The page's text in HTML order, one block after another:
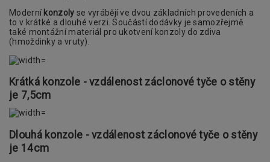
Moderní konzoly se vyrábějí ve dvou základních provedeních a
to v krátké a dlouhé verzi. Součástí dodávky je samozřejmě
také montážní materiál pro ukotvení konzoly do zdiva
(hmoždinky a vruty).
Krátká konzole - vzdálenost záclonové tyče o stěny
je 7,5cm
Dlouhá konzole - vzdálenost záclonové tyče o stěny
je 14cm